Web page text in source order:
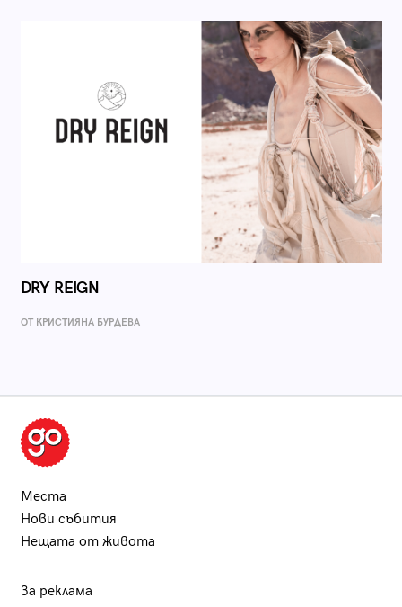
DRY REIGN
ОТ КРИСТИЯНА БУРДЕВА
Места
Нови събития
Нещата от живота
За реклама